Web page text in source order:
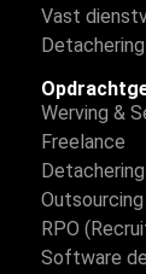
Vast
Detachering
Werving &
Freelance
Detachering
Outsourcing
RPO
Software